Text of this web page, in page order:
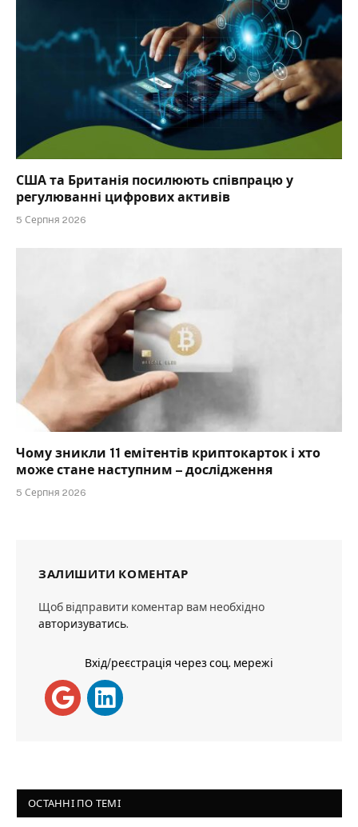
США та Британія посилюють співпрацю у
регулюванні цифрових активів
5 Серпня 2026
Чому зникли 11 емітентів криптокарток і хто
може стане наступним – дослідження
5 Серпня 2026
ЗАЛИШИТИ КОМЕНТАР
Щоб відправити коментар вам необхідно
авторизуватись.
Вхід/реєстрація через соц. мережі
ОСТАННІ ПО ТЕМІ